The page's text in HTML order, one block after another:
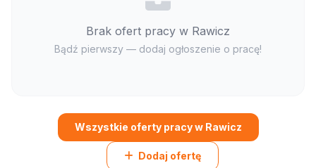
Brak ofert pracy w Rawicz
Bądź pierwszy — dodaj ogłoszenie o pracę!
Wszystkie oferty pracy w Rawicz
Dodaj ofertę